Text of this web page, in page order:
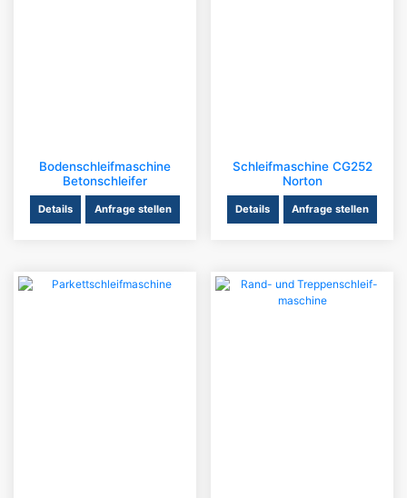
Bodenschleifmaschine
Betonschleifer
Details Anfrage stellen
Schleifmaschine CG252
Norton
Details Anfrage stellen